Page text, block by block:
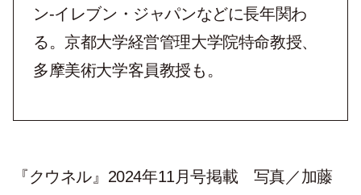
ン-イレブン・ジャパンなどに長年関わ
る。京都大学経営管理大学院特命教授、
多摩美術大学客員教授も。
『クウネル』2024年11月号掲載 写真／加藤